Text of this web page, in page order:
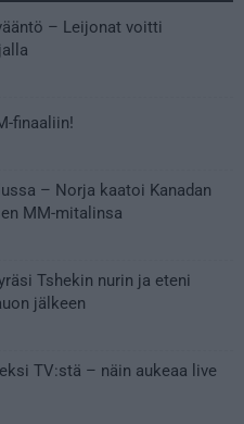
– Leijonat voitti
finaaliin!
– Norja kaatoi Kanadan
MM-mitalinsa
Tshekin nurin ja eteni
jälkeen
TV:stä – näin aukeaa live